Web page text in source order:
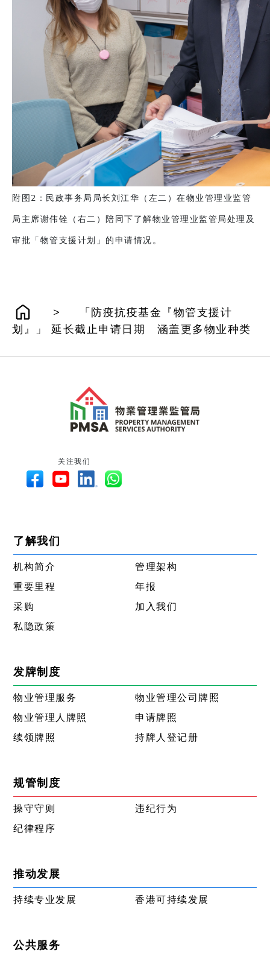
附图2：民政事务局局长刘江华（左二）在物业管理业监管
局主席谢伟铨（右二）陪同下了解物业管理业监管局处理及
审批「物管支援计划」的申请情况。
>
「防疫抗疫基金『物管支援计
划』」 延长截止申请日期 涵盖更多物业种类
关注我们
了解我们
机构简介
管理架构
重要里程
年报
采购
加入我们
私隐政策
发牌制度
物业管理服务
物业管理公司牌照
物业管理人牌照
申请牌照
续领牌照
持牌人登记册
规管制度
操守守则
违纪行为
纪律程序
推动发展
持续专业发展 香港可持续发展
公共服务